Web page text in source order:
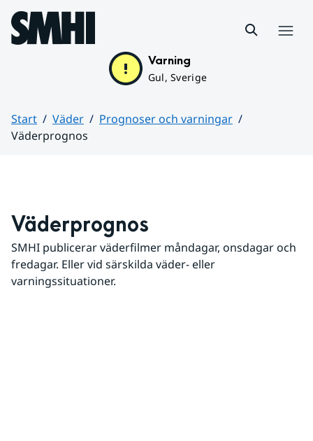
Hoppa till sidans innehåll
Varning
Gul, Sverige
Start Väder
Prognoser och varningar
Väderprognos
Väderprognos
SMHI publicerar väderfilmer måndagar, onsdagar och
fredagar. Eller vid särskilda väder- eller
varningssituationer.